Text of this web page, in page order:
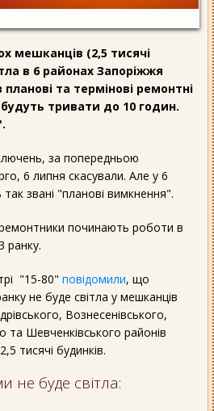
мешканців (2,5 тисячі
в 6 районах Запоріжжя
та термінові ремонтні
тривати до 10 годин.
за попередньою
6 липня скасували. Але у 6
звані "планові вимкнення".
ремонтники починають роботи в
ранку.
"15-80" повідомили, що
не буде світла у мешканців
Вознесенівського,
та Шевченківського районів
тисячі будинків.
не буде світла: